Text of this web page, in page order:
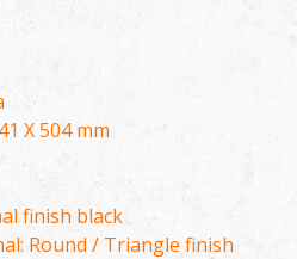
X 504 mm
finish black
Round / Triangle finish